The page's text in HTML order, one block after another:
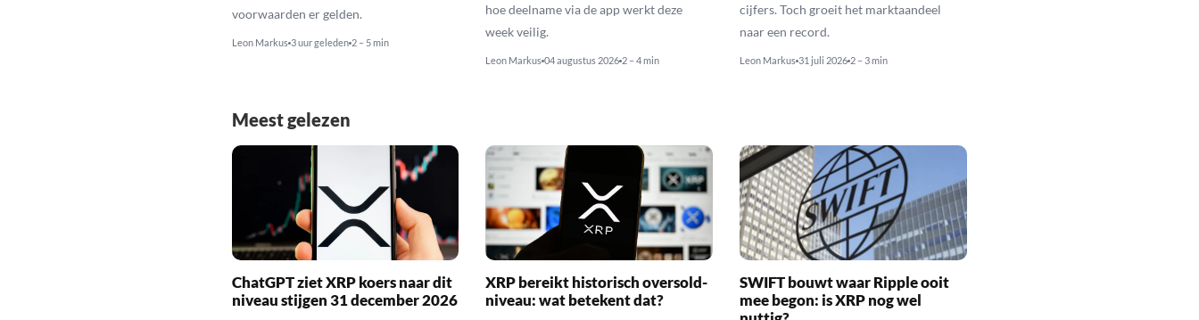
voorwaarden er gelden.
Leon Markus 3 uur geleden 2 – 5 min
hoe deelname via de app werkt deze
week veilig.
Leon Markus 04 augustus 2026 2 – 4 min
cijfers. Toch groeit het marktaandeel
naar een record.
Leon Markus 31 juli 2026 2 – 3 min
Meest gelezen
ChatGPT ziet XRP koers naar dit
niveau stijgen 31 december 2026
XRP bereikt historisch oversold-
niveau: wat betekent dat?
SWIFT bouwt waar Ripple ooit
mee begon: is XRP nog wel